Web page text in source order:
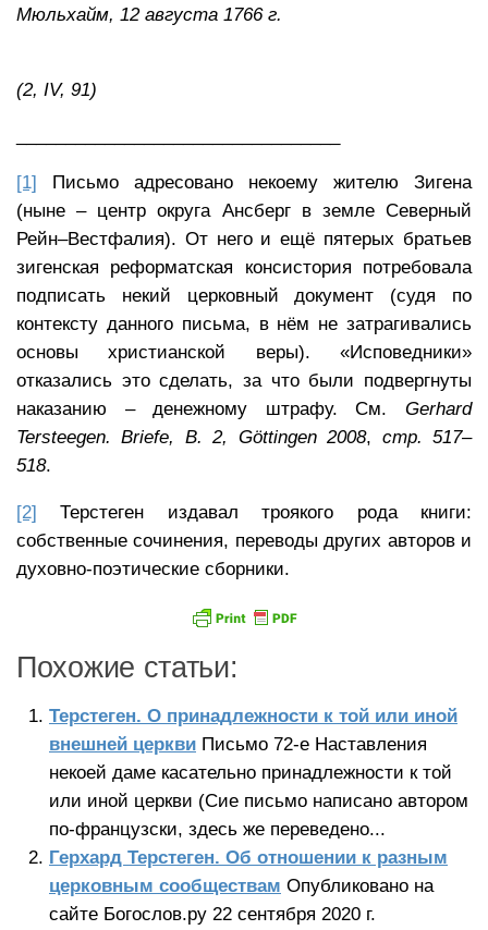
Мюльхайм, 12 августа 1766 г.
(2, IV, 91)
[1] Письмо адресовано некоему жителю Зигена
(ныне – центр округа Ансберг в земле Северный
Рейн–Вестфалия). От него и ещё пятерых братьев
зигенская реформатская консистория потребовала
подписать некий церковный документ (судя по
контексту данного письма, в нём не затрагивались
основы христианской веры). «Исповедники»
отказались это сделать, за что были подвергнуты
наказанию – денежному штрафу. См. Gerhard
Tersteegen. Briefe, B. 2, Göttingen 2008, стр. 517–
518.
[2] Терстеген издавал троякого рода книги:
собственные сочинения, переводы других авторов и
духовно-поэтические сборники.
Похожие статьи:
Терстеген. О принадлежности к той или иной
внешней церкви Письмо 72-е Наставления
некоей даме касательно принадлежности к той
или иной церкви (Сие письмо написано автором
по-французски, здесь же переведено...
Герхард Терстеген. Об отношении к разным
церковным сообществам Опубликовано на
сайте Богослов.ру 22 сентября 2020 г.